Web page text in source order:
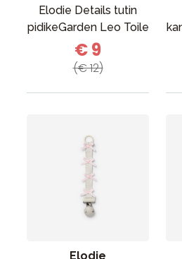
Elodie Details tutin
pidikeGarden Leo Toile
€ 9
(€ 12)
Elodie